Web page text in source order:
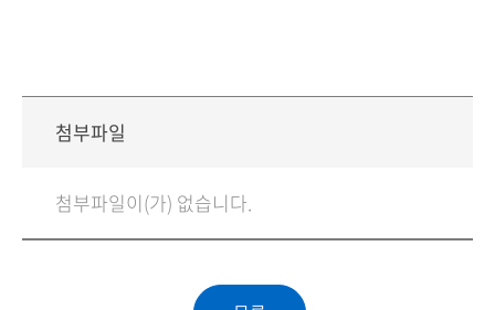
첨부파일
첨부파일이(가) 없습니다.